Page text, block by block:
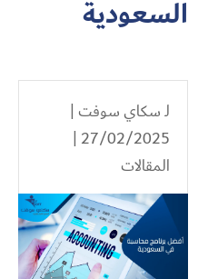
السعودية
لـسكاي سوفت |
27/02/2025 |
المقالات